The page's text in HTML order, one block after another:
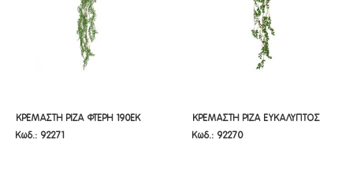
ΚΡΕΜΑΣΤΗ ΡΙΖΑ ΦΤΕΡΗ 190ΕΚ
ΚΡΕΜΑΣΤΗ ΡΙΖΑ ΦΤΕΡΗ 190ΕΚ
Κωδ.: 92271
ΚΡΕΜΑΣΤΗ ΡΙΖΑ ΕΥΚΑΛΥΠΤΟΣ
190ΕΚ
ΚΡΕΜΑΣΤΗ ΡΙΖΑ ΕΥΚΑΛΥΠΤΟΣ
190ΕΚ
Κωδ.: 92270